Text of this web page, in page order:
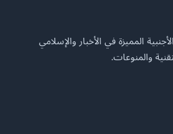
المميزة في الأخبار والإسلامي
والمنوعات.